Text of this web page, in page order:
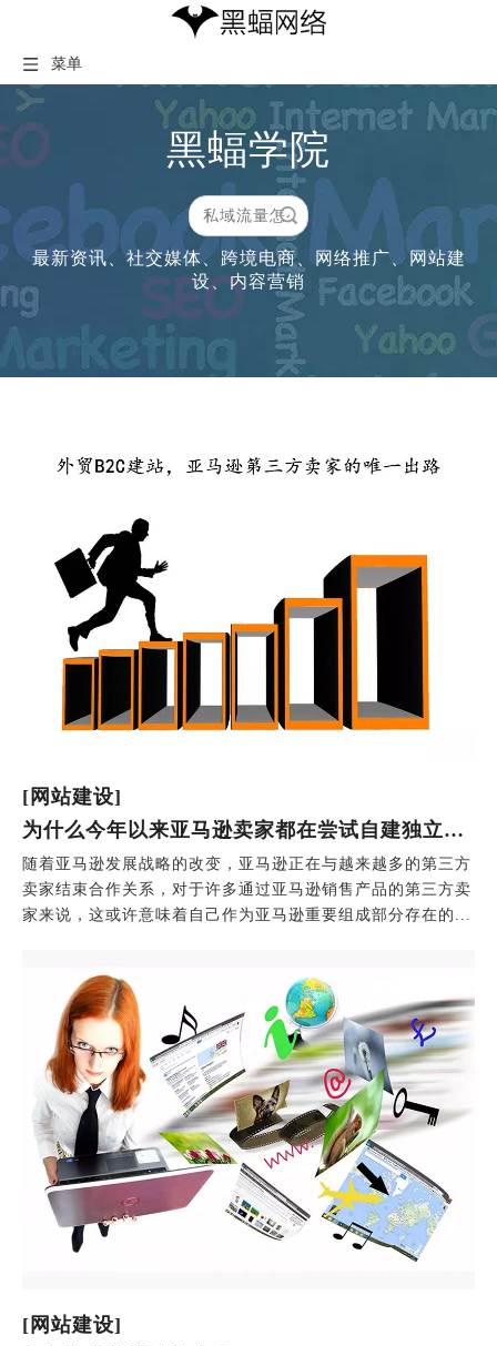
菜单
黑蝠学院
搜索
最新资讯、社交媒体、跨境电商、网络推广、网站建
设、内容营销
[网站建设]
为什么今年以来亚马逊卖家都在尝试自建独立商城？
随着亚马逊发展战略的改变，亚马逊正在与越来越多的第三方
卖家结束合作关系，对于许多通过亚马逊销售产品的第三方卖
家来说，这或许意味着自己作为亚马逊重要组成部分存在的...
[网站建设]